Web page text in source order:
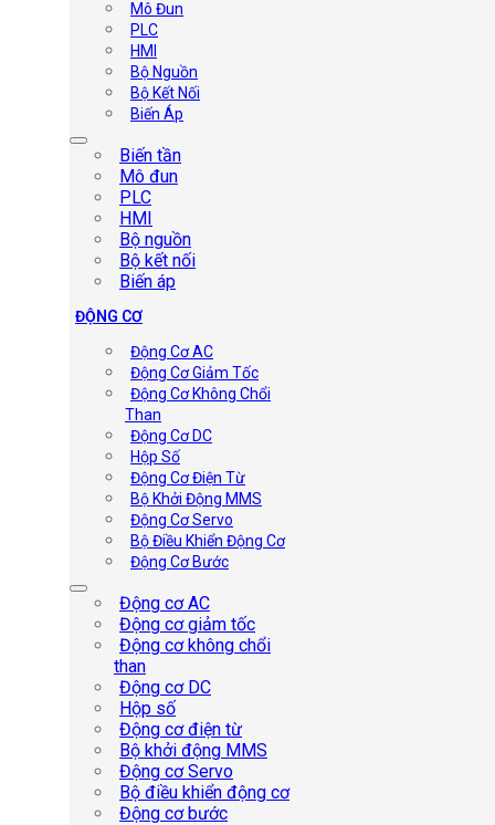
Mô Đun
PLC
HMI
Bộ Nguồn
Bộ Kết Nối
Biến Áp
Biến tần
Mô đun
PLC
HMI
Bộ nguồn
Bộ kết nối
Biến áp
ĐỘNG CƠ
Động Cơ AC
Động Cơ Giảm Tốc
Động Cơ Không Chổi
Than
Động Cơ DC
Hộp Số
Động Cơ Điện Từ
Bộ Khởi Động MMS
Động Cơ Servo
Bộ Điều Khiển Động Cơ
Động Cơ Bước
Động cơ AC
Động cơ giảm tốc
Động cơ không chổi
than
Động cơ DC
Hộp số
Động cơ điện từ
Bộ khởi động MMS
Động cơ Servo
Bộ điều khiển động cơ
Động cơ bước